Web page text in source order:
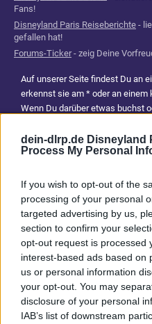
dein-dlrp.de Disneyland
Process My Personal
If you wish to opt-out of the
processing of your personal
targeted advertising by us,
section to confirm your
opt-out request is processed
interest-based ads based on
us or personal information
your opt-out. You may
disclosure of your personal
IAB’s list of downstream
Fans!
Disneyland Paris Reiseberichte -
gefallen hat!
Forums-Ticker- zeig Deine
Auf unserer Seite findest Du an
erkennst sie am * oder an
Wenn Du darüber etwas buchst
Du uns, unsere Reiseführer,
kostenlos anzubieten. Vielen
Abonniere jetzt unsere
Parks
Keine Angebote verpassen
Aktuelle News
Spannende Lesetipps
Gratis und jederzeit kündbar